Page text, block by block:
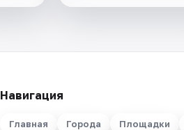
Навигация
Главная Города Площадки